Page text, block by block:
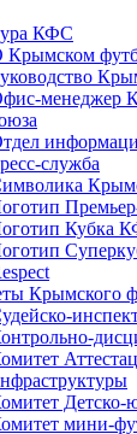
КФС
Крымском
менеджер
служба
Кубка
Крымского
Детско-
мини-